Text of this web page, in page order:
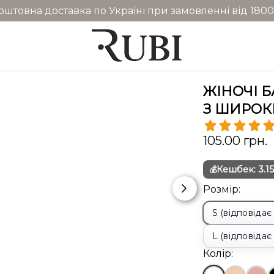
доставка по Україні при замовленні від
ЖІНОЧІ
З
105.00 грн.
💰Кешбек:
Розмір:
S (відповідає
L
Колір: